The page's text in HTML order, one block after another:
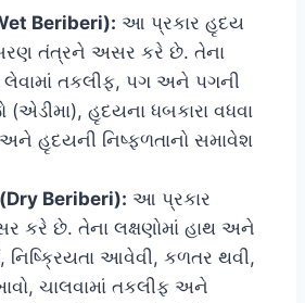
Beriberi): આ પ્રકાર હૃદય
તંત્રને અસર કરે છે. તેના
લેવામાં તકલીફ, પગ અને પગની
(એડીમા), હૃદયના ધબકારા વધવા
અને હૃદયની નિષ્ફળતાનો સમાવેશ
(Dry Beriberi): આ પ્રકાર
કરે છે. તેના લક્ષણોમાં હાથ અને
આવેવી, કળતર થવી,
ચાલવામાં તકલીફ અને